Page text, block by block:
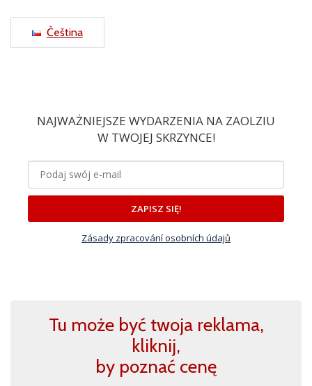
Čeština
NAJWAŻNIEJSZE WYDARZENIA NA ZAOLZIU
W TWOJEJ SKRZYNCE!
ZAPISZ SIĘ!
Zásady zpracování osobních údajů
Tu może być twoja reklama,
kliknij,
by poznać cenę